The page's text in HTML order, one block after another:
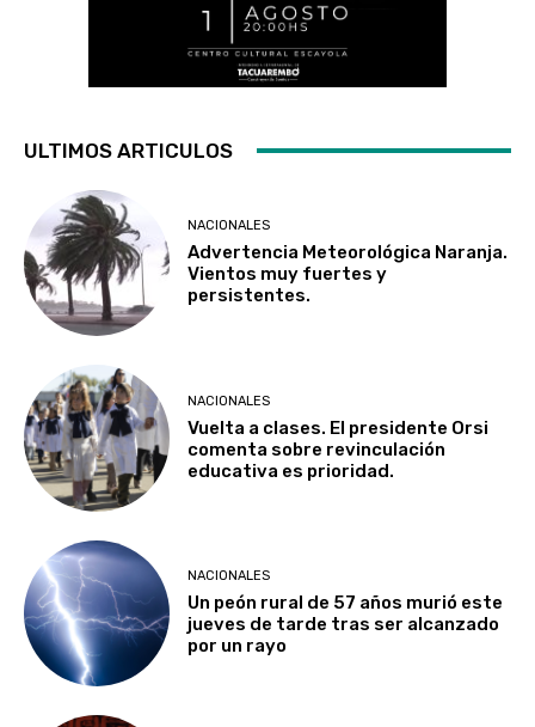
ULTIMOS ARTICULOS
NACIONALES
Advertencia Meteorológica Naranja.
Vientos muy fuertes y
persistentes.
NACIONALES
Vuelta a clases. El presidente Orsi
comenta sobre revinculación
educativa es prioridad.
NACIONALES
Un peón rural de 57 años murió este
jueves de tarde tras ser alcanzado
por un rayo